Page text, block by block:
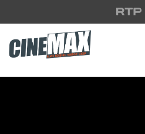
Saltar para o conteúdo principal
Filme em Cartaz